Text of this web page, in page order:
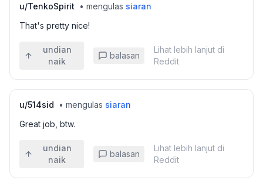
u/TenkoSpirit • mengulas siaran
That's pretty nice!
undian
naik
balasan
Lihat lebih lanjut di
Reddit
u/514sid • mengulas siaran
Great job, btw.
undian
naik
balasan
Lihat lebih lanjut di
Reddit